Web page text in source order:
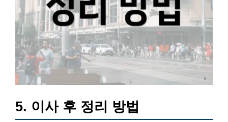
5. 이사 후 정리 방법